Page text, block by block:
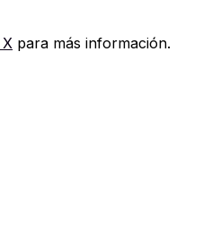
X para más información.